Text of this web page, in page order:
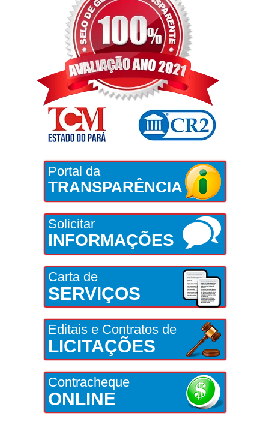
Portal da
TRANSPARÊNCIA
Solicitar
INFORMAÇÕES
Carta de
SERVIÇOS
Editais e Contratos de
LICITAÇÕES
Contracheque
ONLINE